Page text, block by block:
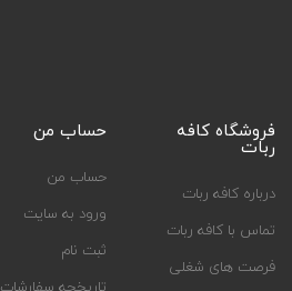
فروشگاه کافه
ربات
درباره کافه ربات
تماس با کافه ربات
فرصت های شغلی
حساب من
حساب من
ورود به سایت
ثبت نام